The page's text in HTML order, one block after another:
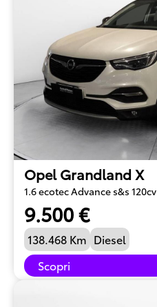
Opel Grandland X
1.6 ecotec Advance s&s 120cv
9.500 €
138.468 Km Diesel
Scopri